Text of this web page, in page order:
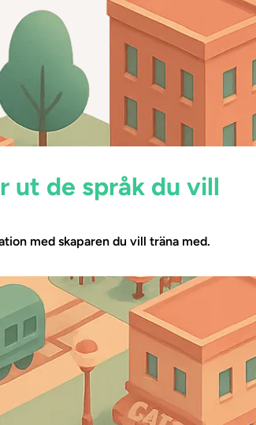
ut de språk du vill
med skaparen du vill träna med.